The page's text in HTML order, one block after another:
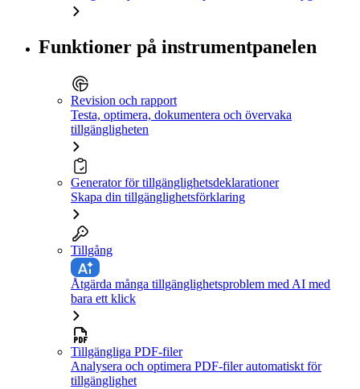
Funktioner på instrumentpanelen
Revision och rapport
Testa, optimera, dokumentera och övervaka
tillgängligheten
Generator för tillgänglighetsdeklarationer
Skapa din tillgänglighetsförklaring
Tillgång
Åtgärda många tillgänglighetsproblem med AI med
bara ett klick
Tillgängliga PDF-filer
Analysera och optimera PDF-filer automatiskt för
tillgänglighet